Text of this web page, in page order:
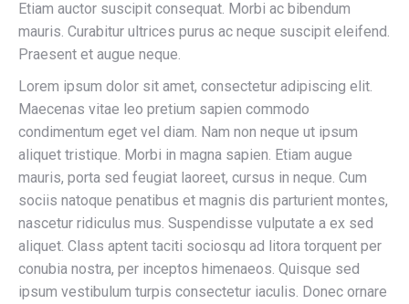
Etiam auctor suscipit consequat. Morbi ac bibendum
mauris. Curabitur ultrices purus ac neque suscipit eleifend.
Praesent et augue neque.
Lorem ipsum dolor sit amet, consectetur adipiscing elit.
Maecenas vitae leo pretium sapien commodo
condimentum eget vel diam. Nam non neque ut ipsum
aliquet tristique. Morbi in magna sapien. Etiam augue
mauris, porta sed feugiat laoreet, cursus in neque. Cum
sociis natoque penatibus et magnis dis parturient montes,
nascetur ridiculus mus. Suspendisse vulputate a ex sed
aliquet. Class aptent taciti sociosqu ad litora torquent per
conubia nostra, per inceptos himenaeos. Quisque sed
ipsum vestibulum turpis consectetur iaculis. Donec ornare